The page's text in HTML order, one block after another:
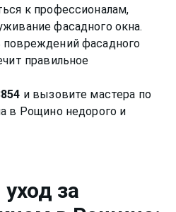
к профессионалам,
фасадного окна.
фасадного
правильное
и вызовите мастера по
в Рощино недорого и
за